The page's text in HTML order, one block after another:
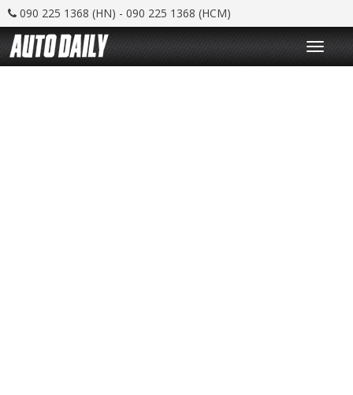
090 225 1368 (HN) - 090 225 1368 (HCM)
T
o
g